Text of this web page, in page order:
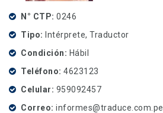
N° CTP 0246
Tipo Intérprete, Traductor
Condición
Hábil
Teléfono 4623123
Celular
959092457
Correo informes@traduce.com.pe